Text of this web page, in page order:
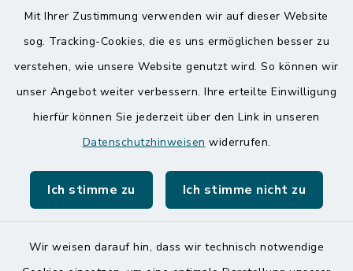
Mit Ihrer Zustimmung verwenden wir auf dieser Website
sog. Tracking-Cookies, die es uns ermöglichen besser zu
verstehen, wie unsere Website genutzt wird. So können wir
unser Angebot weiter verbessern. Ihre erteilte Einwilligung
hierfür können Sie jederzeit über den Link in unseren
Datenschutzhinweisen widerrufen.
Ich stimme zu Ich stimme nicht zu
Wir weisen darauf hin, dass wir technisch notwendige
Quicklinks
Amt Mitteldithmarschen
Speicherkoog Meldorfer Koog